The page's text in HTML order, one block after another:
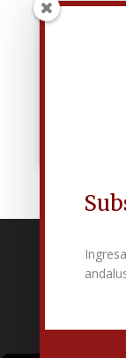
Haz
Fundación
Edificio Corral